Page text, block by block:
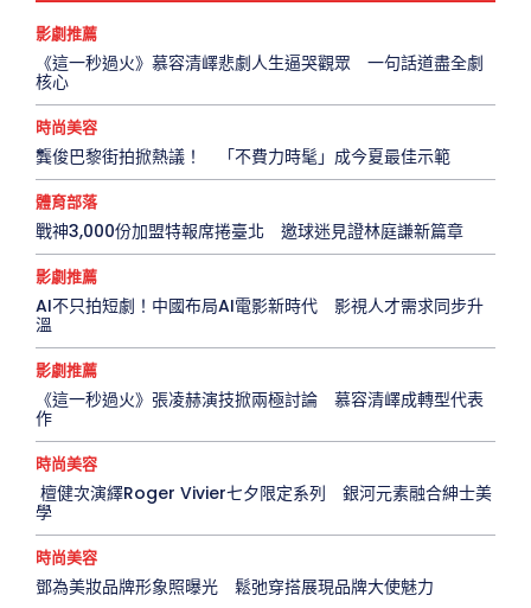
影劇推薦
《這一秒過火》慕容清嶧悲劇人生逼哭觀眾 一句話道盡全劇
核心
時尚美容
龔俊巴黎街拍掀熱議！ 「不費力時髦」成今夏最佳示範
體育部落
戰神3,000份加盟特報席捲臺北 邀球迷見證林庭謙新篇章
影劇推薦
AI不只拍短劇！中國布局AI電影新時代 影視人才需求同步升
溫
影劇推薦
《這一秒過火》張凌赫演技掀兩極討論 慕容清嶧成轉型代表
作
時尚美容
檀健次演繹Roger Vivier七夕限定系列 銀河元素融合紳士美
學
時尚美容
鄧為美妝品牌形象照曝光 鬆弛穿搭展現品牌大使魅力